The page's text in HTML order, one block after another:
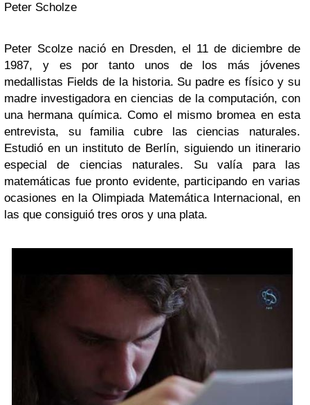
Peter Scholze
Peter Scolze nació en Dresden, el 11 de diciembre de
1987, y es por tanto unos de los más jóvenes
medallistas Fields de la historia. Su padre es físico y su
madre investigadora en ciencias de la computación, con
una hermana química. Como el mismo bromea en esta
entrevista, su familia cubre las ciencias naturales.
Estudió en un instituto de Berlín, siguiendo un itinerario
especial de ciencias naturales. Su valía para las
matemáticas fue pronto evidente, participando en varias
ocasiones en la Olimpiada Matemática Internacional, en
las que consiguió tres oros y una plata.